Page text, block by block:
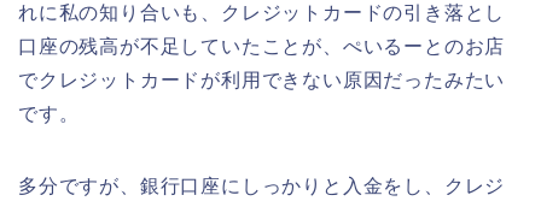
れに私の知り合いも、クレジットカードの引き落とし
口座の残高が不足していたことが、ぺいるーとのお店
でクレジットカードが利用できない原因だったみたい
です。
多分ですが、銀行口座にしっかりと入金をし、クレジ